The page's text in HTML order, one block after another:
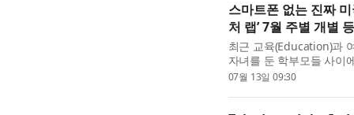
스마트폰 없는 진짜
처 랩’ 7월 주별 개별
최근 교육(Education)과
자녀를 둔 학부모들 사이
대자연을 자랑하는 레오
07월 13일 09:30